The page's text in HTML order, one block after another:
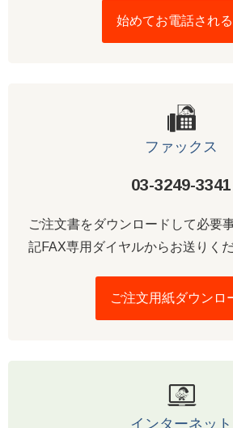
始めてお電話され
ファックス
03-3249-3341
ご注文書をダウンロードして必要
記FAX専用ダイヤルからお送りくだ
ご注文用紙ダウンロ
インターネット